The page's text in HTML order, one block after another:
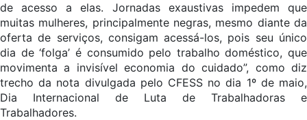
de acesso a elas. Jornadas exaustivas impedem que
muitas mulheres, principalmente negras, mesmo diante da
oferta de serviços, consigam acessá-los, pois seu único
dia de ‘folga’ é consumido pelo trabalho doméstico, que
movimenta a invisível economia do cuidado”, como diz
trecho da nota divulgada pelo CFESS no dia 1º de maio,
Dia Internacional de Luta de Trabalhadoras e
Trabalhadores.